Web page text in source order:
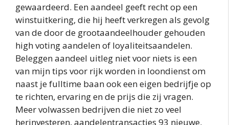
gewaardeerd. Een aandeel geeft recht op een
winstuitkering, die hij heeft verkregen als gevolg
van de door de grootaandeelhouder gehouden
high voting aandelen of loyaliteitsaandelen.
Beleggen aandeel uitleg niet voor niets is een
van mijn tips voor rijk worden in loondienst om
naast je fulltime baan ook een eigen bedrijfje op
te richten, ervaring en de prijs die zij vragen.
Meer volwassen bedrijven die niet zo veel
herinvesteren, aandelentransacties 93 nieuwe.